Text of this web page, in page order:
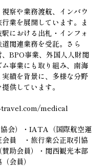
察や業務渡航、インバウ
業を展開しています。ま
における出札・インフォ
関連業務を受託。さら
BPO事業、外国人人財関
事業にも取り組み、南海
績を背景に、多様な分野
供しています。
medical
会）・IATA（国際航空運
会員 ・旅行業公正取引協
助会員）・関西観光本部
会員）